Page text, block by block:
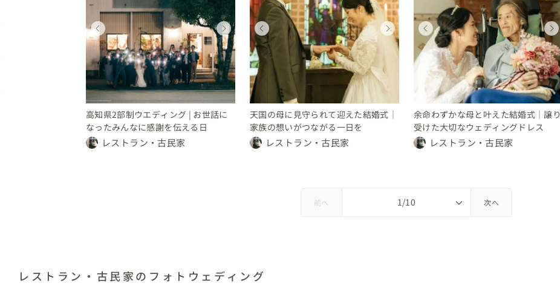
ウェディング
高知県
50 〜 70 万円
ウェディング
高知県
50 〜 70 万円
ウェディング
高知県
50 〜 70 万円
高知県2部制ウエディング | お世話に
なったみんなに感謝を伝える日
レストラン・古民家
ウェディング
東京都
150 〜 200 万円
ウェディング
東京都
150 〜 200 万円
ウェディング
東京都
150 〜 200 万円
天国の母に見守られて迎えた結婚式｜
家族の想いがつながる一日を
レストラン・古民家
ウェディング
東京都
要相談
ウェディング
東京都
要相談
ウェディング
東京都
要相談
余命わずかな母と叶えた結婚式｜譲り
受けた大切なウェディングドレス
レストラン・古民家
ウェディング
高知県
150 〜 200 万円
ウェディング
高知県
150 〜 200 万円
前へ 次へ
レストラン・古民家のフォトウェディング